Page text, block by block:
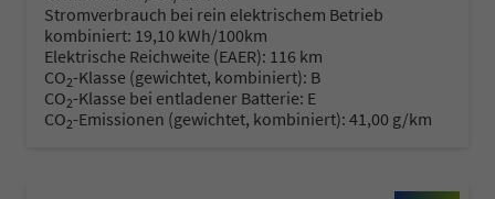
Stromverbrauch bei rein elektrischem Betrieb
kombiniert: 19,10 kWh/100km
Elektrische Reichweite (EAER): 116 km
CO2-Klasse (gewichtet, kombiniert): B
CO2-Klasse bei entladener Batterie: E
CO2-Emissionen (gewichtet, kombiniert): 41,00 g/km